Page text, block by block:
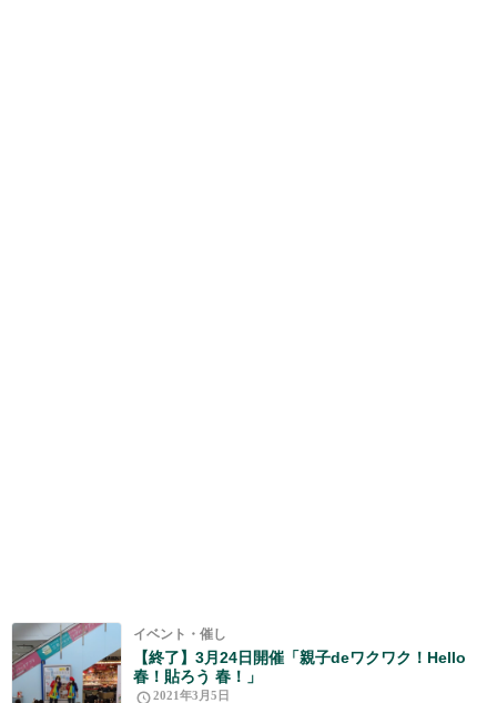
イベント・催し
【終了】3月24日開催「親子deワクワク！Hello
春！貼ろう 春！」
2021年3月5日